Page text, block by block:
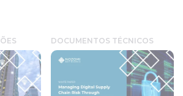
DOCUMENTOS TÉCNICOS